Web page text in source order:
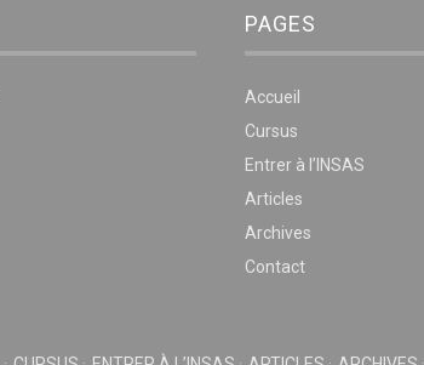
PAGES
Accueil
Cursus
Entrer à l’INSAS
Articles
Archives
Contact